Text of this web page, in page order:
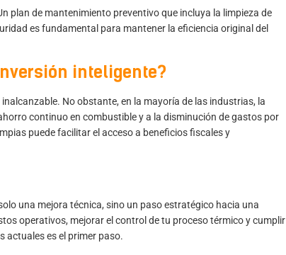
plan de mantenimiento preventivo que incluya la limpieza de
es fundamental para mantener la eficiencia original del
inteligente?
No obstante, en la mayoría de las industrias, la
continuo en combustible y a la disminución de gastos por
puede facilitar el acceso a beneficios fiscales y
una mejora técnica, sino un paso estratégico hacia una
operativos, mejorar el control de tu proceso térmico y cumplir
actuales es el primer paso.